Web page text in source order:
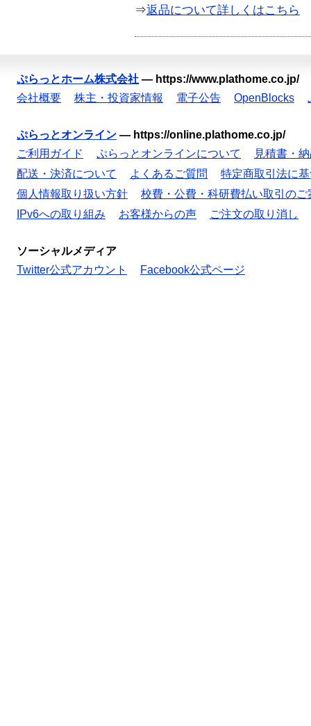
⇒返品について詳しくはこちら
ぷらっとホーム株式会社 — https://www.plathome.co.jp/
会社概要
株主・投資家情報 電子公告 OpenBlocks
ぷらっとオンライン — https://online.plathome.co.jp/
ご利用ガイド
ぷらっとオンラインについて
見積書・
配送・決済について
よくあるご質問
特定商取引法に
個人情報取り扱い方針
校費・公費・科研費払い取引のご
IPv6への取り組み
お客様からの声 ご注文の取り消し
ソーシャルメディア
Twitter公式アカウント
Facebook公式ページ